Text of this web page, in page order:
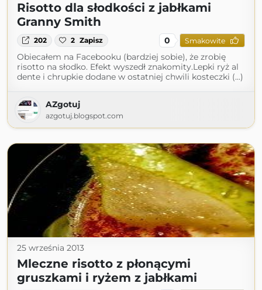
Risotto dla słodkości z jabłkami
Granny Smith
202 2 Zapisz 0 Smakowite
Obiecałem na Facebooku (bardziej sobie), że zrobię
risotto na słodko. Efekt wyszedł znakomity.Lepki ryż al
dente i chrupkie dodane w ostatniej chwili kosteczki (...)
AZgotuj
azgotuj.blogspot.com
25 września 2013
Mleczne risotto z płonącymi
gruszkami i ryżem z jabłkami